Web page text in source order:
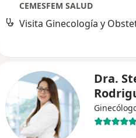
CEMESFEM SALUD
Visita Ginecología y
Dra.